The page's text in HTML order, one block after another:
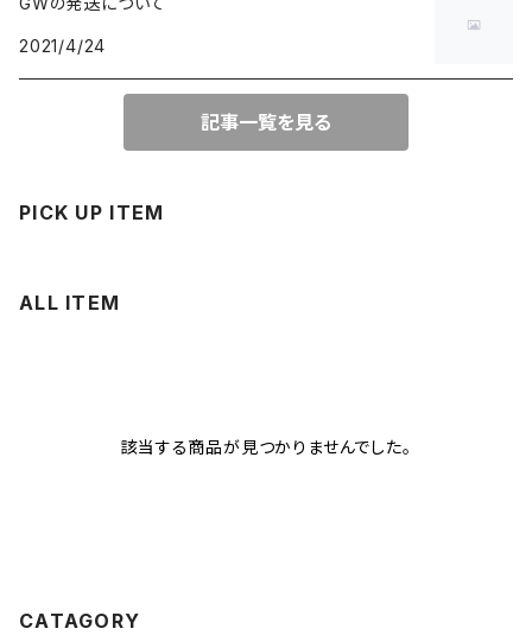
2021/4/24
記事一覧を見る
PICK UP ITEM
ALL ITEM
該当する商品が見つかりませんでした。
CATAGORY